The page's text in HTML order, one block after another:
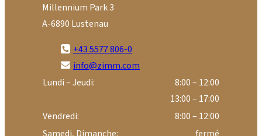
Millennium Park 3
A-6890 Lustenau
+43 5577 806-0
info@zimm.com
Lundi – Jeudi:
8:00 – 12:00
13:00 – 17:00
Vendredi:
8:00 – 12:00